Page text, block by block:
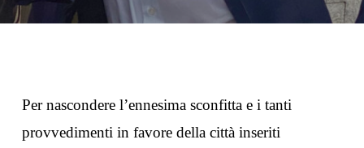
Per nascondere l’ennesima sconfitta e i tanti
provvedimenti in favore della città inseriti